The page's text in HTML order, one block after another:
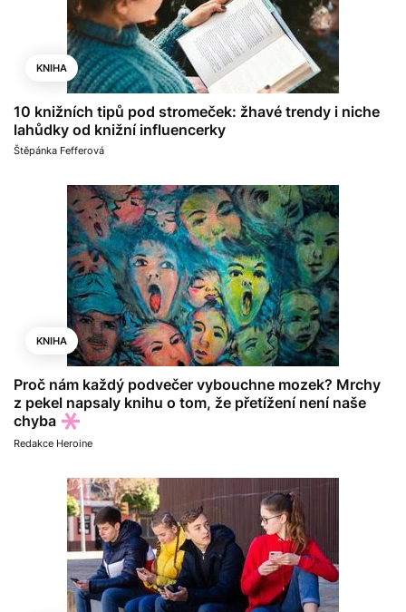
KNIHA
10 knižních tipů pod stromeček: žhavé trendy i niche
lahůdky od knižní influencerky
Štěpánka Fefferová
KNIHA
Proč nám každý podvečer vybouchne mozek? Mrchy
z pekel napsaly knihu o tom, že přetížení není naše
chyba
Redakce Heroine